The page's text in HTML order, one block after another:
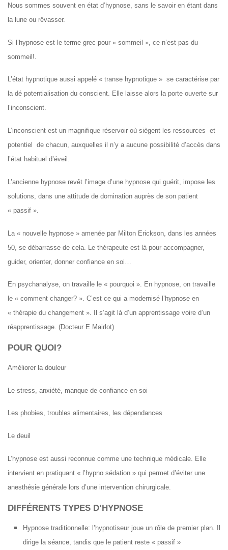
Nous sommes souvent en état d’hypnose, sans le savoir en étant dans
la lune ou rêvasser.
Si l’hypnose est le terme grec pour « sommeil », ce n’est pas du
sommeil!.
L’état hypnotique aussi appelé « transe hypnotique » se caractérise par
la dé potentialisation du conscient. Elle laisse alors la porte ouverte sur
l’inconscient.
L’inconscient est un magnifique réservoir où siègent les ressources et
potentiel de chacun, auxquelles il n’y a aucune possibilité d’accès dans
l’état habituel d’éveil.
L’ancienne hypnose revêt l’image d’une hypnose qui guérit, impose les
solutions, dans une attitude de domination auprès de son patient
« passif ».
La « nouvelle hypnose » amenée par Milton Erickson, dans les années
50, se débarrasse de cela. Le thérapeute est là pour accompagner,
guider, orienter, donner confiance en soi…
En psychanalyse, on travaille le « pourquoi ». En hypnose, on travaille
le « comment changer? ». C’est ce qui a modernisé l’hypnose en
« thérapie du changement ». Il s’agit là d’un apprentissage voire d’un
réapprentissage. (Docteur E Mairlot)
POUR QUOI?
Améliorer la douleur
Le stress, anxiété, manque de confiance en soi
Les phobies, troubles alimentaires, les dépendances
Le deuil
L’hypnose est aussi reconnue comme une technique médicale. Elle
intervient en pratiquant « l’hypno sédation » qui permet d’éviter une
anesthésie générale lors d’une intervention chirurgicale.
DIFFÉRENTS TYPES D’HYPNOSE
Hypnose traditionnelle: l’hypnotiseur joue un rôle de premier plan. Il
dirige la séance, tandis que le patient reste « passif »